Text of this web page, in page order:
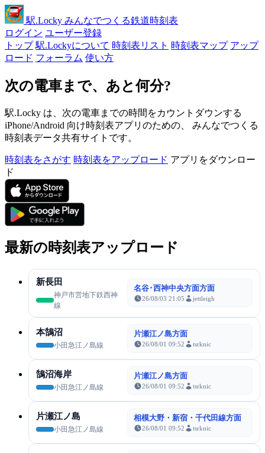
駅.Locky みんなでつくる鉄道時刻表
ログイン ユーザー登録
トップ 駅.Lockyについて 時刻表リスト 時刻表マップ アップ
ロード フォーラム 使い方
次の電車まで、あと何分?
駅.Locky は、次の電車までの時間をカウントダウンする
iPhone/Android 向け時刻表アプリのための、 みんなでつくる
時刻表データ共有サイトです。
時刻表をさがす 時刻表をアップロード アプリをダウンロー
ド
最新の時刻表アップロード
新長田
神戸市営地下鉄西神
線
名谷･西神中央方面方面
26/08/03 21:05 jettleigh
本鵠沼
小田急江ノ島線
片瀬江ノ島方面
26/08/01 09:52 tsrknic
鵠沼海岸
小田急江ノ島線
片瀬江ノ島方面
26/08/01 09:52 tsrknic
片瀬江ノ島
小田急江ノ島線
相模大野・新宿・千代田線方面
26/08/01 09:52 tsrknic